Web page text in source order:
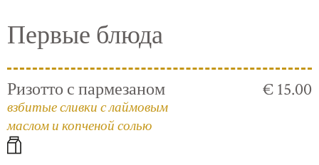
Первые блюда
Ризотто с пармезаном
взбитые сливки с лаймовым
маслом и копченой солью
€ 15.00